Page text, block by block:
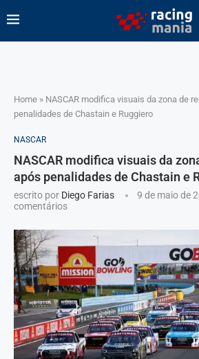
Home » NASCAR modifica visuais da zona de
penalidades de Chastain e Ruggiero
NASCAR
NASCAR modifica visuais da
após penalidades de Chastain e
escrito por Diego Farias 9 de maio de
comentários